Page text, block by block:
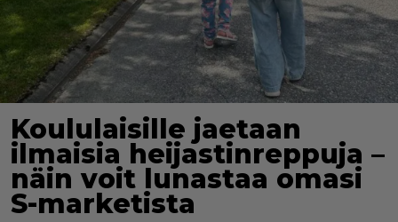
Koululaisille jaetaan
ilmaisia heijastinreppuja –
näin voit lunastaa omasi
S-marketista